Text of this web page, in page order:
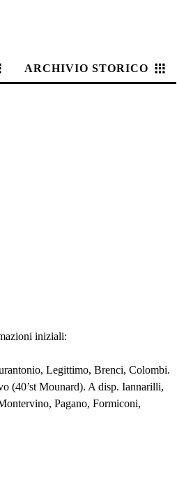
ARCHIVIO STORICO
iniziali:
Legittimo, Brenci, Colombi.
(40’st Mounard). A disp. Iannarilli,
Pagano, Formiconi,